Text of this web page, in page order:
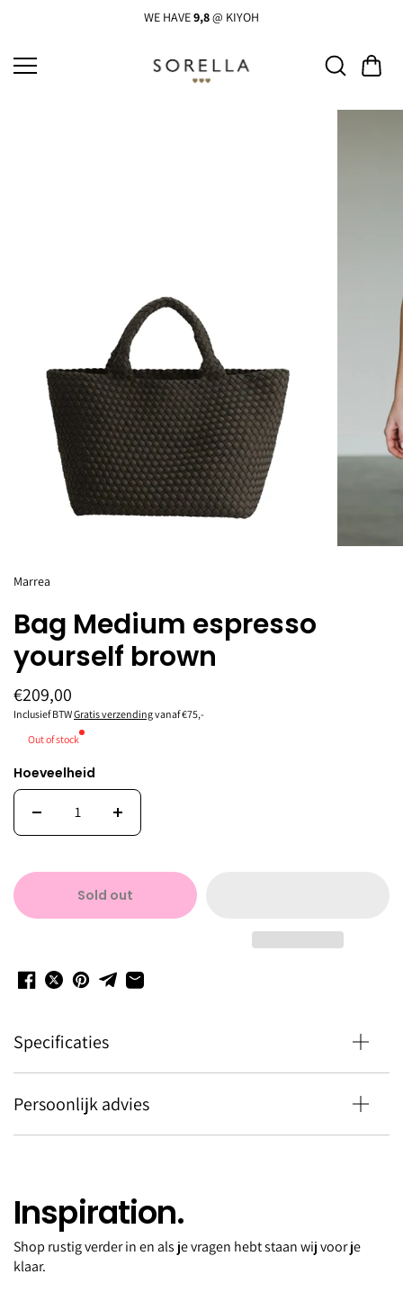
WE HAVE9,8@ KIYOH
Marrea
Bag Medium espresso
yourself brown
€209,00
Inclusief BTWGratis verzendingvanaf €75,-
Out of stock
Hoeveelheid
Sold out
Specificaties
Persoonlijk advies
Bag Medium espresso yourself brown
Inspiration.
Shop rustig verder in en als je vragen hebt staan wij voor je
klaar.